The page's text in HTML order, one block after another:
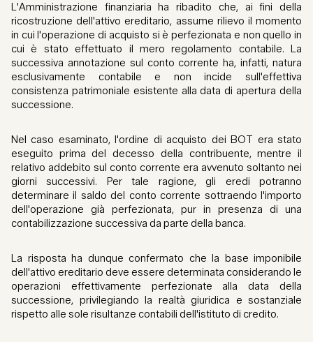
L'Amministrazione finanziaria ha ribadito che, ai fini della
ricostruzione dell'attivo ereditario, assume rilievo il momento
in cui l'operazione di acquisto si è perfezionata e non quello in
cui è stato effettuato il mero regolamento contabile. La
successiva annotazione sul conto corrente ha, infatti, natura
esclusivamente contabile e non incide sull'effettiva
consistenza patrimoniale esistente alla data di apertura della
successione.
Nel caso esaminato, l'ordine di acquisto dei BOT era stato
eseguito prima del decesso della contribuente, mentre il
relativo addebito sul conto corrente era avvenuto soltanto nei
giorni successivi. Per tale ragione, gli eredi potranno
determinare il saldo del conto corrente sottraendo l'importo
dell'operazione già perfezionata, pur in presenza di una
contabilizzazione successiva da parte della banca.
La risposta ha dunque confermato che la base imponibile
dell'attivo ereditario deve essere determinata considerando le
operazioni effettivamente perfezionate alla data della
successione, privilegiando la realtà giuridica e sostanziale
rispetto alle sole risultanze contabili dell'istituto di credito.